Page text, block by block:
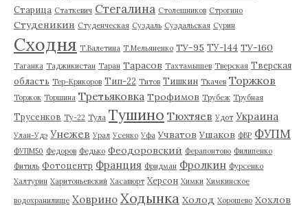
Старица Статкевич Стегалина Столешников Строгино
Студеникин Студенческая Суздаль Суздальская Сурин
Сходня Т.Валетина Т.Мельяненко ТУ-95 ТУ-144 ТУ-160
Таганка Таджикистан Таран Тарасов Тахтамышев Тверская Тверская
область Тер-Крикоров Тип-22 Титов Тишкин Ткачев Торжков
Торжок Торшина Третьяковка Трофимов Трубеж Трубная
Трусенков Ту-22 Тула Тушино Тюхтяев Удот Украина
Улан-Удэ Унежев Урал Усенко Уфа Учватов Ушаков ФВР ФУПМ
ФУПМ50 Федоров Федько Феодоровский Ферапонтово Филипенко
Фитиль Фотоцентр Франция Фридман Фролкин Фурсенко
Халтурин Харитоньевский Хасавюрт Херсон Химки Химкинское
водохранилище Ховрино Ходынка Холод Хорошево Хохлов